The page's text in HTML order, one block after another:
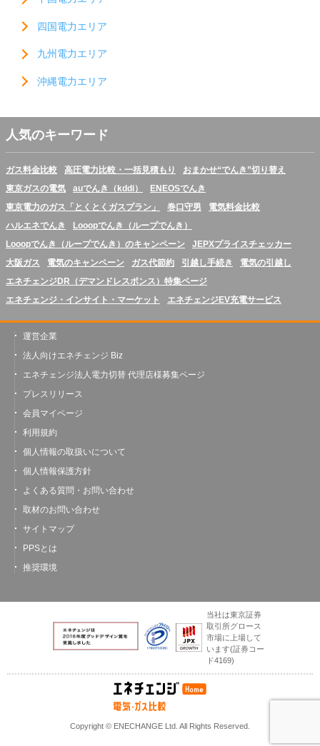
四国電力エリア
九州電力エリア
沖縄電力エリア
人気のキーワード
ガス料金比較 高圧電力比較・一括見積もり
おまかせ“でんき”切り替え
東京ガスの電気
auでんき（kddi）
ENEOSでんき
東京電力のガス「とくとくガスプラン」
巻口守男
電気料金比較
ハルエネでんき
Looopでんき（ループでんき）
Looopでんき（ループでんき）のキャンペーン
JEPXプライスチェッカー
大阪ガス
電気のキャンペーン ガス代節約 引越し手続き
電気の引越し
エネチェンジDR（デマンドレスポンス）特集ページ
エネチェンジ・インサイト・マーケット
エネチェンジEV充電サービス
運営企業
法人向けエネチェンジ Biz
エネチェンジ法人電力切替 代理店様募集ページ
プレスリリース
会員マイページ
利用規約
個人情報の取扱いについて
個人情報保護方針
よくある質問・お問い合わせ
取材のお問い合わせ
サイトマップ
PPSとは
推奨環境
当社は東京証券
取引所グロース
市場に上場して
います(証券コー
ド4169)
Copyright © ENECHANGE Ltd. All Rights Reserved.